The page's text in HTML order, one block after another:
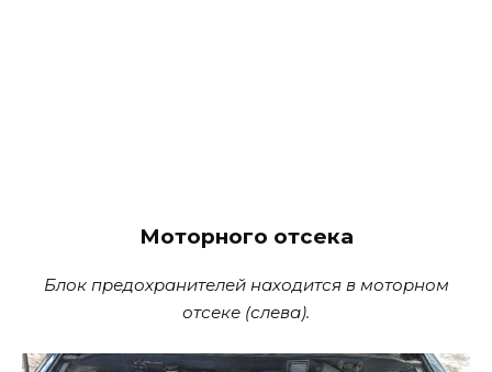
Моторного отсека
Блок предохранителей находится в моторном
отсеке (слева).